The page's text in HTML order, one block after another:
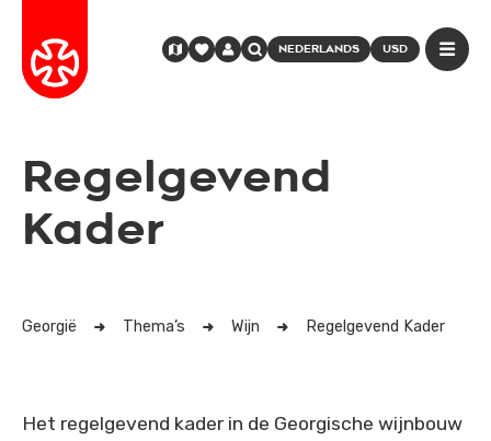
NEDERLANDS USD
Regelgevend
Kader
Georgië Thema’s Wijn Regelgevend Kader
Het regelgevend kader in de Georgische wijnbouw